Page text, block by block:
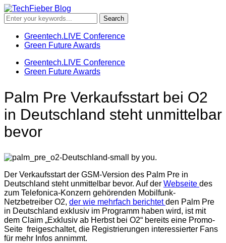
Greentech.LIVE Conference
Green Future Awards
Greentech.LIVE Conference
Green Future Awards
Palm Pre Verkaufsstart bei O2
in Deutschland steht unmittelbar
bevor
Der Verkaufsstart der GSM-Version des Palm Pre in
Deutschland steht unmittelbar bevor. Auf der Webseite des
zum Telefonica-Konzern gehörenden Mobilfunk-
Netzbetreiber O2, der wie mehrfach berichtetden Palm Pre
in Deutschland exklusiv im Programm haben wird, ist mit
dem Claim „Exklusiv ab Herbst bei O2“ bereits eine Promo-
Seite freigeschaltet, die Registrierungen interessierter Fans
für mehr Infos annimmt.